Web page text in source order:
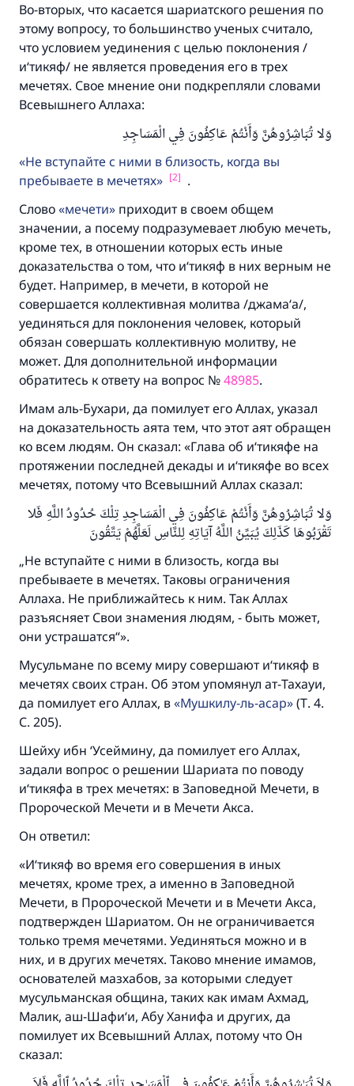
Во-вторых, что касается шариатского решения по
этому вопросу, то большинство ученых считало,
что условием уединения с целью поклонения /
и‘тикяф/ не является проведения его в трех
мечетях. Свое мнение они подкрепляли словами
Всевышнего Аллаха:
وَلا تُبَاشِرُوهُنَّ وَأَنْتُمْ عَاكِفُونَ فِي الْمَسَاجِدِ
Не вступайте с ними в близость, когда вы
пребываете в мечетях
[2] .
Слово мечети
приходит в своем общем
значении, а посему подразумевает любую мечеть,
кроме тех, в отношении которых есть иные
доказательства о том, что и‘тикяф в них верным не
будет. Например, в мечети, в которой не
совершается коллективная молитва /джама‘а/,
уединяться для поклонения человек, который
обязан совершать коллективную молитву, не
может. Для дополнительной информации
обратитесь к ответу на вопрос №48985.
Имам аль-Бухари, да помилует его Аллах, указал
на доказательность аята тем, что этот аят обращен
ко всем людям. Он сказал: «Глава об и‘тикяфе на
протяжении последней декады и и‘тикяфе во всех
мечетях, потому что Всевышний Аллах сказал:
وَلا تُبَاشِرُوهُنَّ وَأَنْتُمْ عَاكِفُونَ فِي الْمَسَاجِدِ تِلْكَ حُدُودُ اللَّهِ فَلا
تَقْرَبُوهَا كَذَلِكَ يُبَيِّنُ اللَّهُ آيَاتِهِ لِلنَّاسِ لَعَلَّهُمْ يَتَّقُونَ
„Не вступайте с ними в близость, когда вы
пребываете в мечетях. Таковы ограничения
Аллаха. Не приближайтесь к ним. Так Аллах
разъясняет Свои знамения людям, - быть может,
они устрашатся“».
Мусульмане по всему миру совершают и‘тикяф в
мечетях своих стран. Об этом упомянул ат-Тахауи,
да помилует его Аллах, в Мушкилу-ль-асар (Т. 4.
С. 205).
Шейху ибн ‘Усеймину, да помилует его Аллах,
задали вопрос о решении Шариата по поводу
и‘тикяфа в трех мечетях: в Заповедной Мечети, в
Пророческой Мечети и в Мечети Акса.
Он ответил:
«И‘тикяф во время его совершения в иных
мечетях, кроме трех, а именно в Заповедной
Мечети, в Пророческой Мечети и в Мечети Акса,
подтвержден Шариатом. Он не ограничивается
только тремя мечетями. Уединяться можно и в
них, и в других мечетях. Таково мнение имамов,
основателей мазхабов, за которыми следует
мусульманская община, таких как имам Ахмад,
Малик, аш-Шафи‘и, Абу Ханифа и других, да
помилует их Всевышний Аллах, потому что Он
сказал:Ответ № 110845 помог сохранить